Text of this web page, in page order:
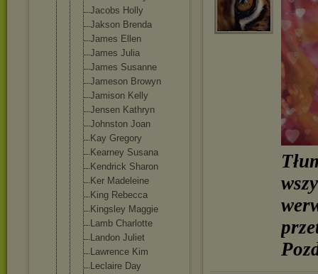
Jacobs Holly
Jakson Brenda
James Ellen
James Julia
James Susanne
Jameson Browyn
Jamison Kelly
Jensen Kathryn
Johnston Joan
Kay Gregory
Kearney Susana
Kendrick Sharon
Ker Madeleine
King Rebecca
Kingsley Maggie
Lamb Charlotte
Landon Juliet
Lawrence Kim
Leclaire Day